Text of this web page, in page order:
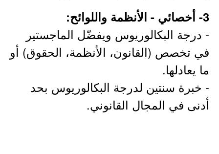
3- أخصائي - الأنظمة واللوائح:
- درجة البكالوريوس ويفضّل الماجستير
في تخصص (القانون، الأنظمة، الحقوق) أو
ما يعادلها.
- خبرة سنتين لدرجة البكالوريوس بحد
أدنى في المجال القانوني.